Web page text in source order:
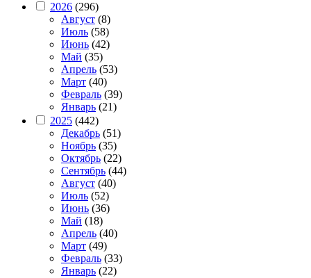
2026 (296)
Август (8)
Июль (58)
Июнь (42)
Май (35)
Апрель (53)
Март (40)
Февраль (39)
Январь (21)
2025 (442)
Декабрь (51)
Ноябрь (35)
Октябрь (22)
Сентябрь (44)
Август (40)
Июль (52)
Июнь (36)
Май (18)
Апрель (40)
Март (49)
Февраль (33)
Январь (22)